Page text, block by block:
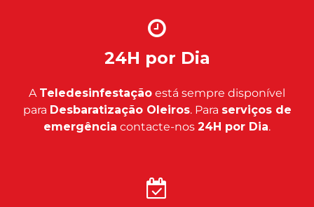
24H por Dia
A Teledesinfestação está sempre disponível
para Desbaratização Oleiros. Para serviços de
emergência contacte-nos 24H por Dia.